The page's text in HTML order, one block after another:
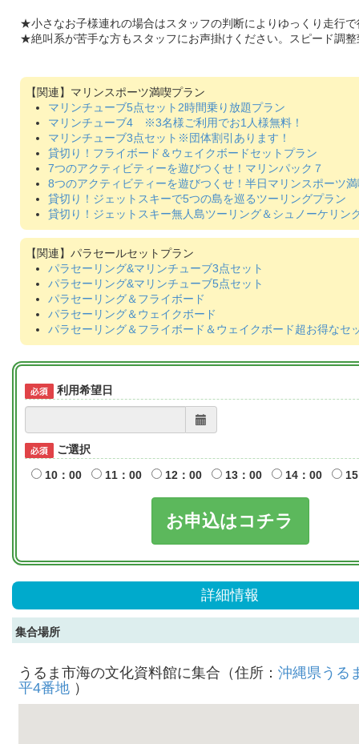
★小さなお子様連れの場合はスタッフの判断によりゆっくり走行
★絶叫系が苦手な方もスタッフにお声掛けください。スピード調
マリンスポーツ満喫プラン
マリンチューブ5点セット2時間乗り放題プラン
マリンチューブ4 ※3名様ご利用でお1人様無料！
マリンチューブ3点セット※団体割引あります！
貸切り！フライボード＆ウェイクボードセットプラン
7つのアクティビティーを遊びつくせ！マリンパック７
8つのアクティビティーを遊びつくせ！半日マリンスポーツ
貸切り！ジェットスキーで5つの島を巡るツーリングプラン
貸切り！ジェットスキー無人島ツーリング＆シュノーケリン
パラセールセットプラン
パラセーリング&マリンチューブ3点セット
パラセーリング&マリンチューブ5点セット
パラセーリング＆フライボード
パラセーリング＆ウェイクボード
パラセーリング＆フライボード＆ウェイクボード超お得なセ
利用希望日
ご選択
10：00
11：00 12：00 13：00 14：00
お申込はコチラ
詳細情報
集合場所
うるま市海の文化資料館に集合（住所： 沖縄県うる
平4番地 ）